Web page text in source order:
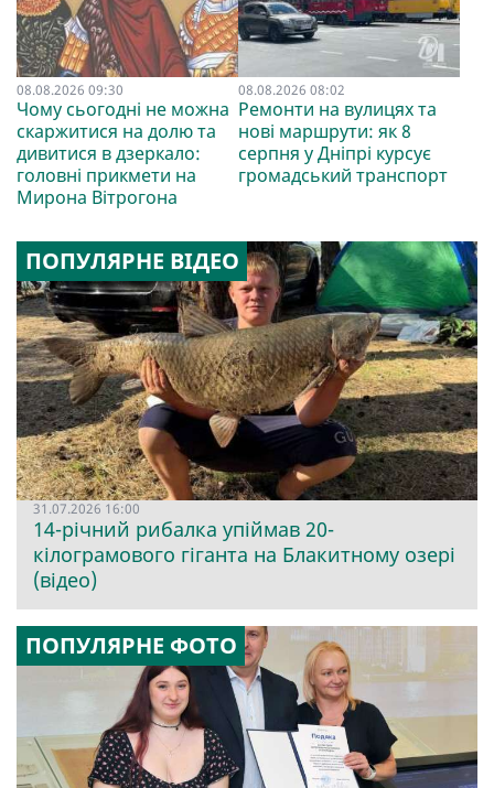
08.08.2026 09:30
Чому сьогодні не можна
скаржитися на долю та
дивитися в дзеркало:
головні прикмети на
Мирона Вітрогона
08.08.2026 08:02
Ремонти на вулицях та
нові маршрути: як 8
серпня у Дніпрі курсує
громадський транспорт
ПОПУЛЯРНЕ ВІДЕО
31.07.2026 16:00
14-річний рибалка упіймав 20-
кілограмового гіганта на Блакитному озері
(відео)
ПОПУЛЯРНЕ ФОТО